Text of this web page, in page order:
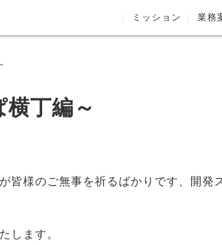
ミッション 業務
丁編～
皆様のご無事を祈るばかりです、開発
します。